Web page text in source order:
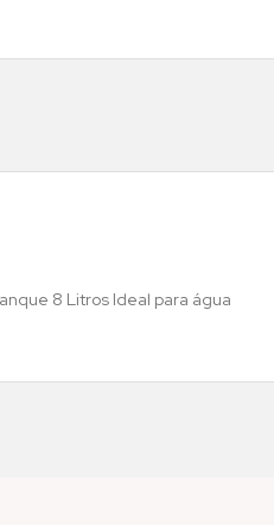
8 Litros Ideal para água